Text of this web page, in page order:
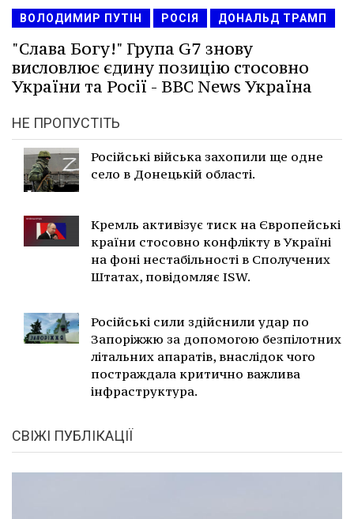
ВОЛОДИМИР ПУТІН РОСІЯ ДОНАЛЬД ТРАМП
"Слава Богу!" Група G7 знову
висловлює єдину позицію стосовно
України та Росії - BBC News Україна
НЕ ПРОПУСТІТЬ
Російські війська захопили ще одне
село в Донецькій області.
Кремль активізує тиск на Європейські
країни стосовно конфлікту в Україні
на фоні нестабільності в Сполучених
Штатах, повідомляє ISW.
Російські сили здійснили удар по
Запоріжжю за допомогою безпілотних
літальних апаратів, внаслідок чого
постраждала критично важлива
інфраструктура.
СВІЖІ ПУБЛІКАЦІЇ